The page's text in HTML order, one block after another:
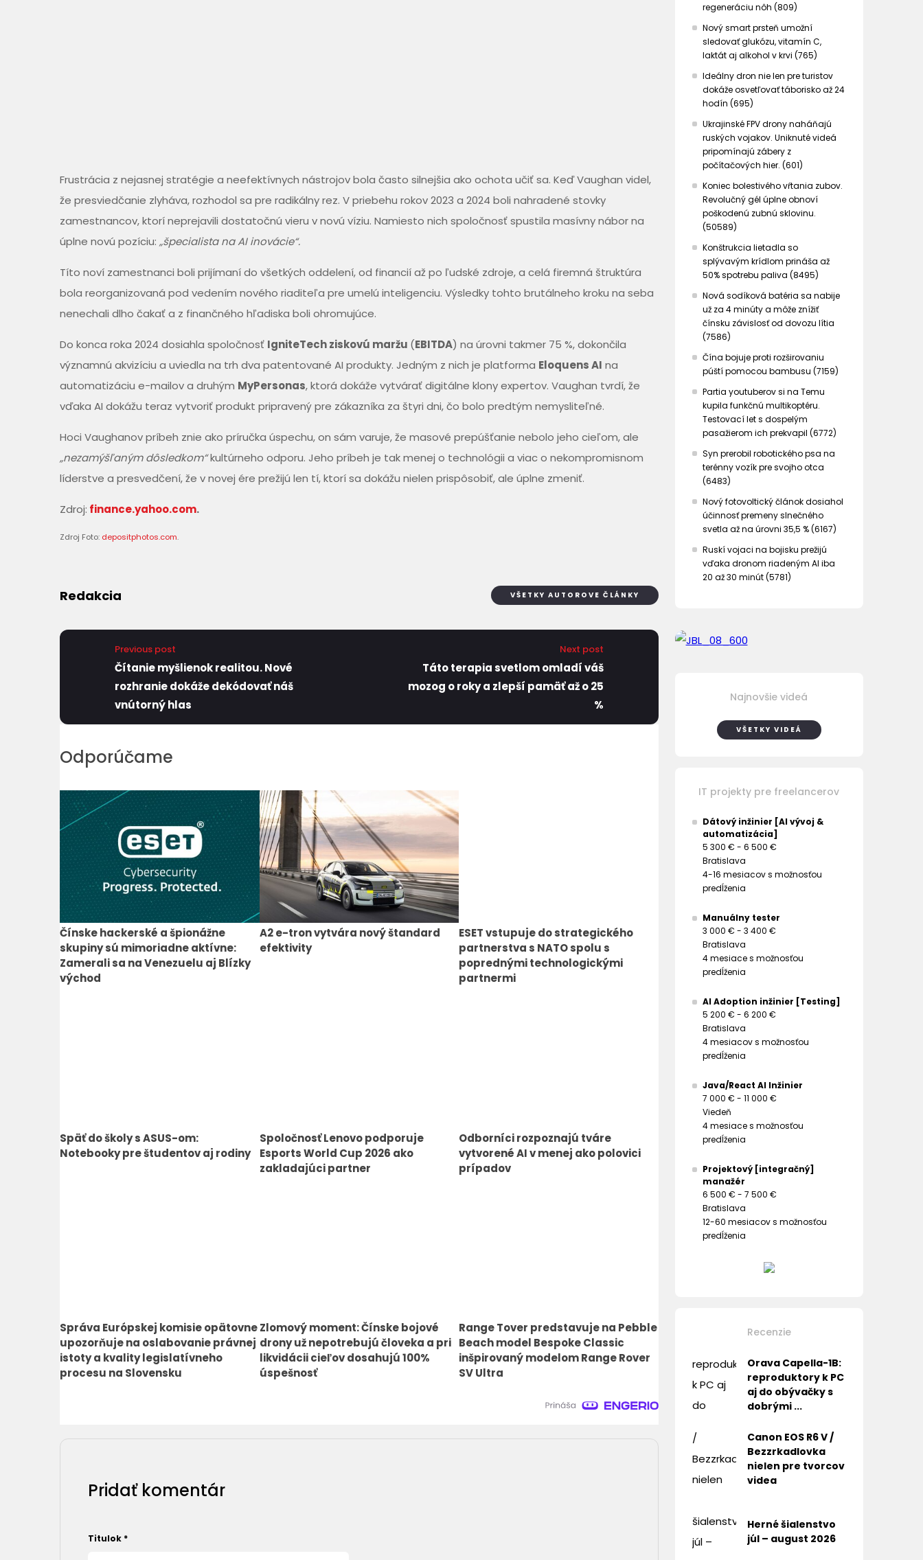
Frustrácia z nejasnej stratégie a neefektívnych nástrojov bola často silnejšia ako ochota učiť sa. Keď Vaughan videl,
že presviedčanie zlyháva, rozhodol sa pre radikálny rez. V priebehu rokov 2023 a 2024 boli nahradené stovky
zamestnancov, ktorí neprejavili dostatočnú vieru v novú víziu. Namiesto nich spoločnosť spustila masívny nábor na
úplne novú pozíciu: „špecialista na AI inovácie“.
Títo noví zamestnanci boli prijímaní do všetkých oddelení, od financií až po ľudské zdroje, a celá firemná štruktúra
bola reorganizovaná pod vedením nového riaditeľa pre umelú inteligenciu. Výsledky tohto brutálneho kroku na seba
nenechali dlho čakať a z finančného hľadiska boli ohromujúce.
Do konca roka 2024 dosiahla spoločnosť IgniteTech ziskovú maržu (EBITDA) na úrovni takmer 75 %, dokončila
významnú akvizíciu a uviedla na trh dva patentované AI produkty. Jedným z nich je platforma Eloquens AI na
automatizáciu e-mailov a druhým MyPersonas, ktorá dokáže vytvárať digitálne klony expertov. Vaughan tvrdí, že
vďaka AI dokážu teraz vytvoriť produkt pripravený pre zákazníka za štyri dni, čo bolo predtým nemysliteľné.
Hoci Vaughanov príbeh znie ako príručka úspechu, on sám varuje, že masové prepúšťanie nebolo jeho cieľom, ale
„nezamýšľaným dôsledkom“kultúrneho odporu. Jeho príbeh je tak menej o technológii a viac o nekompromisnom
líderstve a presvedčení, že v novej ére prežijú len tí, ktorí sa dokážu nielen prispôsobiť, ale úplne zmeniť.
Zdroj: finance.yahoo.com.
Zdroj Foto: depositphotos.com.
Redakcia VŠETKY AUTOROVE ČLÁNKY
Previous post
Čítanie myšlienok realitou. Nové
rozhranie dokáže dekódovať náš
vnútorný hlas
Next post
Táto terapia svetlom omladí váš
mozog o roky a zlepší pamäť až o 25
%
Odporúčame
Čínske hackerské a špionážne
skupiny sú mimoriadne aktívne:
Zamerali sa na Venezuelu aj Blízky
východ
A2 e-tron vytvára nový štandard
efektivity
ESET vstupuje do strategického
partnerstva s NATO spolu s
poprednými technologickými
partnermi
Späť do školy s ASUS-om:
Notebooky pre študentov aj rodiny
Spoločnosť Lenovo podporuje
Esports World Cup 2026 ako
zakladajúci partner
Odborníci rozpoznajú tváre
vytvorené AI v menej ako polovici
prípadov
Správa Európskej komisie opätovne
upozorňuje na oslabovanie právnej
istoty a kvality legislatívneho
procesu na Slovensku
Zlomový moment: Čínske bojové
drony už nepotrebujú človeka a pri
likvidácii cieľov dosahujú 100%
úspešnosť
Range Tover predstavuje na Pebble
Beach model Bespoke Classic
inšpirovaný modelom Range Rover
SV Ultra
Pridať komentár
Titulok *
regeneráciu nôh (809)
Nový smart prsteň umožní
sledovať glukózu, vitamín C,
laktát aj alkohol v krvi (765)
Ideálny dron nie len pre turistov
dokáže osvetľovať táborisko až 24
hodín (695)
Ukrajinské FPV drony naháňajú
ruských vojakov. Uniknuté videá
pripomínajú zábery z
počítačových hier. (601)
Koniec bolestivého vŕtania zubov.
Revolučný gél úplne obnoví
poškodenú zubnú sklovinu.
(50589)
Konštrukcia lietadla so
splývavým krídlom prináša až
50% spotrebu paliva (8495)
Nová sodíková batéria sa nabije
už za 4 minúty a môže znížiť
čínsku závislosť od dovozu lítia
(7586)
Čína bojuje proti rozširovaniu
púští pomocou bambusu (7159)
Partia youtuberov si na Temu
kupila funkčnú multikoptéru.
Testovací let s dospelým
pasažierom ich prekvapil (6772)
Syn prerobil robotického psa na
terénny vozík pre svojho otca
(6483)
Nový fotovoltický článok dosiahol
účinnosť premeny slnečného
svetla až na úrovni 35,5 % (6167)
Ruskí vojaci na bojisku prežijú
vďaka dronom riadeným AI iba
20 až 30 minút (5781)
Najnovšie videá
VŠETKY VIDEÁ
IT projekty pre freelancerov
Dátový inžinier [AI vývoj &
automatizácia]
5 300 € - 6 500 €
Bratislava
4-16 mesiacov s možnosťou
predĺženia
Manuálny tester
3 000 € - 3 400 €
Bratislava
4 mesiace s možnosťou
predĺženia
AI Adoption inžinier [Testing]
5 200 € - 6 200 €
Bratislava
4 mesiacov s možnosťou
predĺženia
Java/React AI Inžinier
7 000 € - 11 000 €
Viedeň
4 mesiace s možnosťou
predĺženia
Projektový [integračný]
manažér
6 500 € - 7 500 €
Bratislava
12-60 mesiacov s možnosťou
predĺženia
Recenzie
Orava Capella-1B:
reproduktory k PC
aj do obývačky s
dobrými ...
Canon EOS R6 V /
Bezzrkadlovka
nielen pre tvorcov
videa
Herné šialenstvo
júl – august 2026